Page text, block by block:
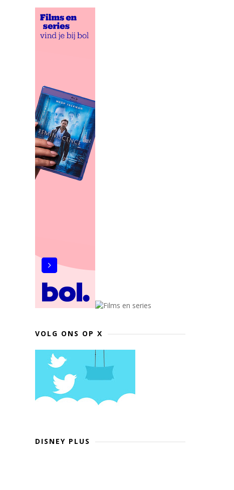
VOLG ONS OP X
DISNEY PLUS